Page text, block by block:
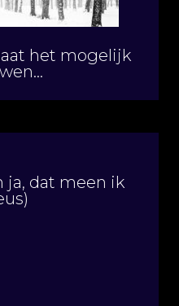
het mogelijk
ja, dat meen ik